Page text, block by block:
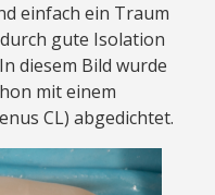
einfach ein Traum
gute Isolation
diesem Bild wurde
mit einem
CL) abgedichtet.